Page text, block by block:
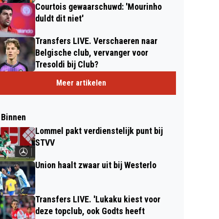
Courtois gewaarschuwd: 'Mourinho
duldt dit niet'
Transfers LIVE. Verschaeren naar
Belgische club, vervanger voor
Tresoldi bij Club?
Meer artikelen
Lommel pakt verdienstelijk punt bij
STVV
Union haalt zwaar uit bij Westerlo
Transfers LIVE. 'Lukaku kiest voor
deze topclub, ook Godts heeft